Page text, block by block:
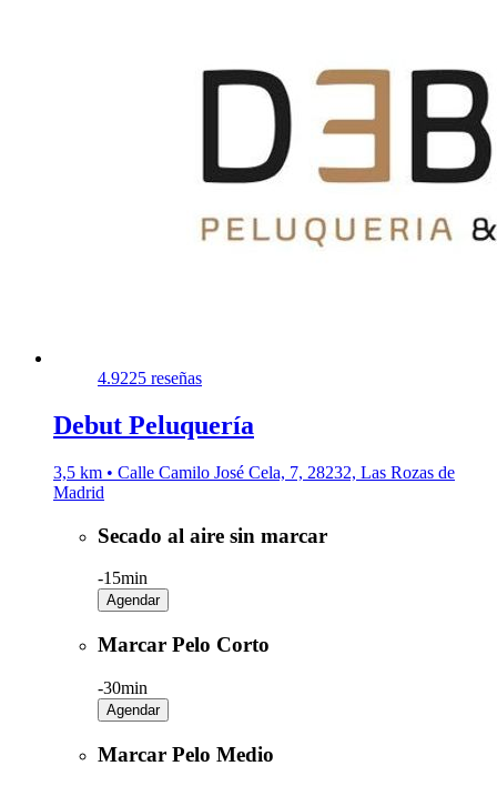
4.9225 reseñas
Debut Peluquería
3,5 km • Calle Camilo José Cela, 7, 28232, Las Rozas de
Madrid
Secado al aire sin marcar
-15min
Agendar
Marcar Pelo Corto
-30min
Agendar
Marcar Pelo Medio